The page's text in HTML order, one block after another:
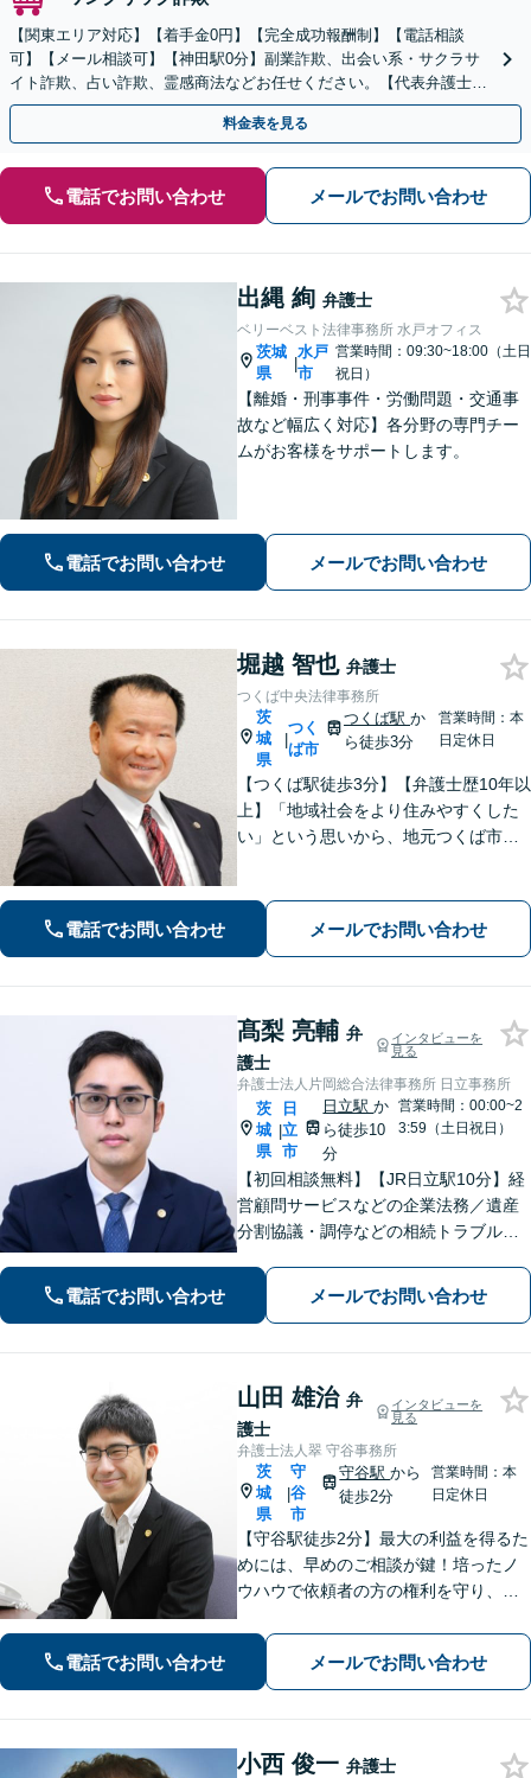
【関東エリア対応】【着手金0円】【完全成功報酬制】【電話相談
可】【メール相談可】【神田駅0分】副業詐欺、出会い系・サクラサ
イト詐欺、占い詐欺、霊感商法などお任せください。【代表弁護士が
対応】
料金表を見る
電話でお問い合わせ メールでお問い合わせ
出縄 絢 弁護士
ベリーベスト法律事務所 水戸オフィス
茨城
県
|
水戸
市
営業時間：09:30~18:00（土日
祝日）
【離婚・刑事事件・労働問題・交通事
故など幅広く対応】各分野の専門チー
ムがお客様をサポートします。
電話でお問い合わせ メールでお問い合わせ
堀越 智也 弁護士
つくば中央法律事務所
茨
城
県
|
つく
ば市
つくば駅か
ら徒歩3分
営業時間：本
日定休日
【つくば駅徒歩3分】【弁護士歴10年以
上】「地域社会をより住みやすくした
い」という思いから、地元つくば市で
続・遺言】残された借金・不動産に困
っていませんか？
電話でお問い合わせ メールでお問い合わせ
髙梨 亮輔 弁
護士
インタビューを
見る
弁護士法人片岡総合法律事務所 日立事務所
茨
城
県
|
日
立
市
日立駅か
ら徒歩10
分
営業時間：00:00~2
3:59（土日祝日）
【初回相談無料】【JR日立駅10分】経
営顧問サービスなどの企業法務／遺産
分割協議・調停などの相続トラブルや
問題を中心に、幅広くご相談を承りま
す【土日祝対応可】分かりやすく丁寧
電話でお問い合わせ メールでお問い合わせ
山田 雄治 弁
護士
インタビューを
見る
弁護士法人翠 守谷事務所
茨
城
県
|
守
谷
市
守谷駅から
徒歩2分
営業時間：本
日定休日
【守谷駅徒歩2分】最大の利益を得るた
めには、早めのご相談が鍵！培ったノ
ウハウで依頼者の方の権利を守り、最
す。借金、遺言相続、離婚、企業法務
その他どんな相談でも受け付けます。
電話でお問い合わせ メールでお問い合わせ
小西 俊一 弁護士